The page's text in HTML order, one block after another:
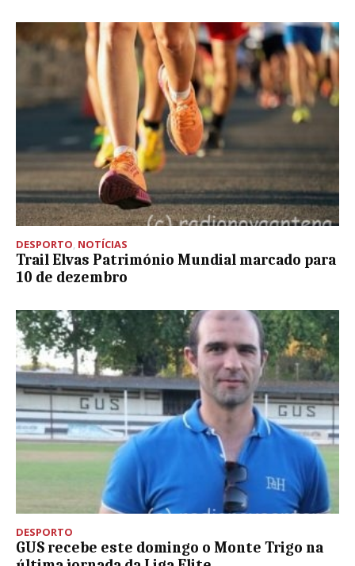
DESPORTO, NOTÍCIAS
Trail Elvas Património Mundial marcado para
10 de dezembro
DESPORTO
GUS recebe este domingo o Monte Trigo na